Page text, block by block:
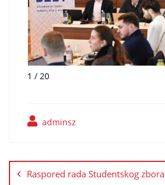
1 / 20
adminsz
Raspored rada Studentskog zbora